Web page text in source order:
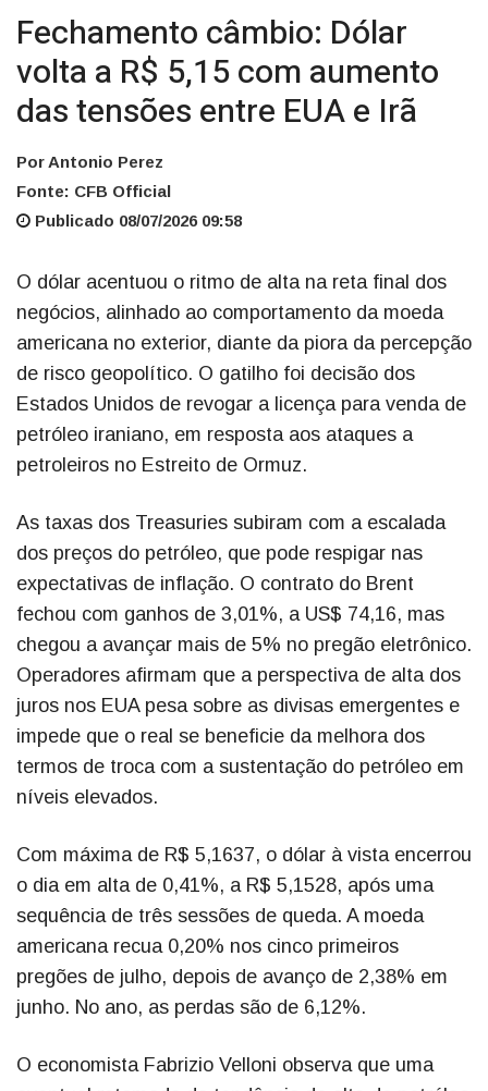
Fechamento câmbio: Dólar
volta a R$ 5,15 com aumento
das tensões entre EUA e Irã
Por Antonio Perez
Fonte: CFB Official
Publicado 08/07/2026 09:58
O dólar acentuou o ritmo de alta na reta final dos
negócios, alinhado ao comportamento da moeda
americana no exterior, diante da piora da percepção
de risco geopolítico. O gatilho foi decisão dos
Estados Unidos de revogar a licença para venda de
petróleo iraniano, em resposta aos ataques a
petroleiros no Estreito de Ormuz.
As taxas dos Treasuries subiram com a escalada
dos preços do petróleo, que pode respigar nas
expectativas de inflação. O contrato do Brent
fechou com ganhos de 3,01%, a US$ 74,16, mas
chegou a avançar mais de 5% no pregão eletrônico.
Operadores afirmam que a perspectiva de alta dos
juros nos EUA pesa sobre as divisas emergentes e
impede que o real se beneficie da melhora dos
termos de troca com a sustentação do petróleo em
níveis elevados.
Com máxima de R$ 5,1637, o dólar à vista encerrou
o dia em alta de 0,41%, a R$ 5,1528, após uma
sequência de três sessões de queda. A moeda
americana recua 0,20% nos cinco primeiros
pregões de julho, depois de avanço de 2,38% em
junho. No ano, as perdas são de 6,12%.
O economista Fabrizio Velloni observa que uma